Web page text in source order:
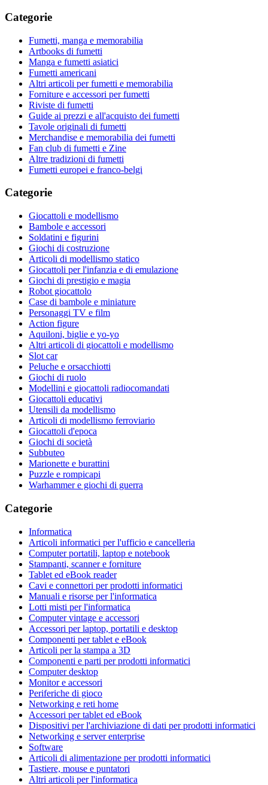
Categorie
Fumetti, manga e memorabilia
Artbooks di fumetti
Manga e fumetti asiatici
Fumetti americani
Altri articoli per fumetti e memorabilia
Forniture e accessori per fumetti
Riviste di fumetti
Guide ai prezzi e all'acquisto dei fumetti
Tavole originali di fumetti
Merchandise e memorabilia dei fumetti
Fan club di fumetti e Zine
Altre tradizioni di fumetti
Fumetti europei e franco-belgi
Categorie
Giocattoli e modellismo
Bambole e accessori
Soldatini e figurini
Giochi di costruzione
Articoli di modellismo statico
Giocattoli per l'infanzia e di emulazione
Giochi di prestigio e magia
Robot giocattolo
Case di bambole e miniature
Personaggi TV e film
Action figure
Aquiloni, biglie e yo-yo
Altri articoli di giocattoli e modellismo
Slot car
Peluche e orsacchiotti
Giochi di ruolo
Modellini e giocattoli radiocomandati
Giocattoli educativi
Utensili da modellismo
Articoli di modellismo ferroviario
Giocattoli d'epoca
Giochi di società
Subbuteo
Marionette e burattini
Puzzle e rompicapi
Warhammer e giochi di guerra
Categorie
Informatica
Articoli informatici per l'ufficio e cancelleria
Computer portatili, laptop e notebook
Stampanti, scanner e forniture
Tablet ed eBook reader
Cavi e connettori per prodotti informatici
Manuali e risorse per l'informatica
Lotti misti per l'informatica
Computer vintage e accessori
Accessori per laptop, portatili e desktop
Componenti per tablet e eBook
Articoli per la stampa a 3D
Componenti e parti per prodotti informatici
Computer desktop
Monitor e accessori
Periferiche di gioco
Networking e reti home
Accessori per tablet ed eBook
Dispositivi per l'archiviazione di dati per prodotti informatici
Networking e server enterprise
Software
Articoli di alimentazione per prodotti informatici
Tastiere, mouse e puntatori
Altri articoli per l'informatica